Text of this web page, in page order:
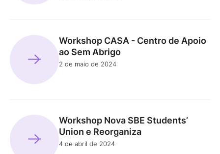
Workshop CASA - Centro de Apoio
ao Sem Abrigo
2 de maio de 2024
Workshop Nova SBE Students’
Union e Reorganiza
4 de abril de 2024